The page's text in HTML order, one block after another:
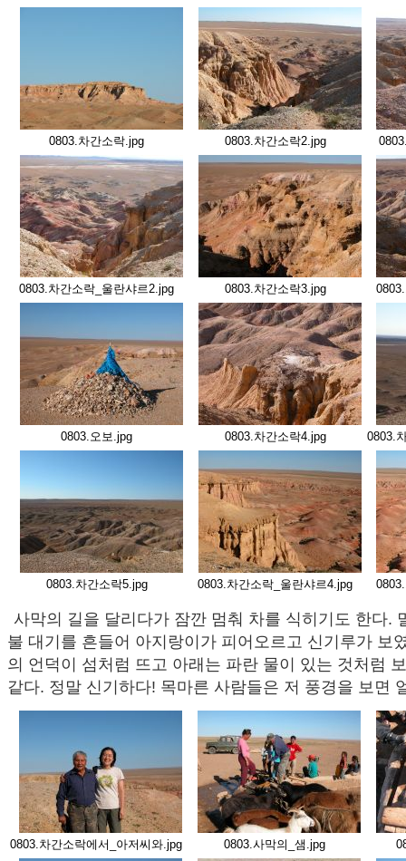
0803.차간소락.jpg 0803.차간소락2.jpg
0803.차간소락_울란샤르2.jpg 0803.차간소락3.jpg
0803.오보.jpg 0803.차간소락4.jpg 0803.
0803.차간소락5.jpg 0803.차간소락_울란샤르4.jpg
사막의 길을 달리다가 잠깐 멈춰 차를 식히기도 한다.
불 대기를 흔들어 아지랑이가 피어오르고 신기루가 보
의 언덕이 섬처럼 뜨고 아래는 파란 물이 있는 것처럼
같다. 정말 신기하다! 목마른 사람들은 저 풍경을 보면
0803.차간소락에서_아저씨와.jpg 0803.사막의_샘.jpg